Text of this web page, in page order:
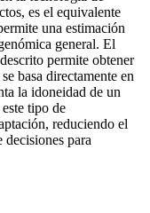
es el equivalente
una estimación
general. El
permite obtener
basa directamente en
la idoneidad de un
tipo de
reduciendo el
para